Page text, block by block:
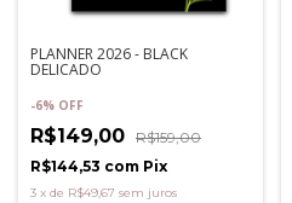
PLANNER 2026 - BLACK
DELICADO
-6% OFF
R$149,00 R$159,00
R$144,53 com Pix
3 x de R$49,67 sem juros